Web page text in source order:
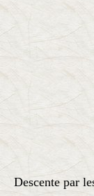
Descente par